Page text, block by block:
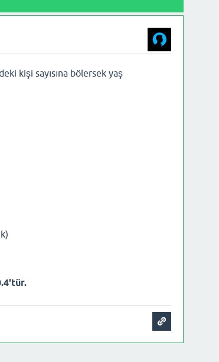
kişi sayısına bölersek yaş